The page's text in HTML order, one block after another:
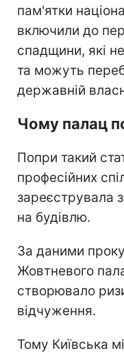
пам'ятки
включили до
спадщини, які
та можуть
державній
Чому палац
Попри такий
професійних
зареєструвала
на будівлю.
За даними
Жовтневого
створювало
відчуження.
Тому Київська